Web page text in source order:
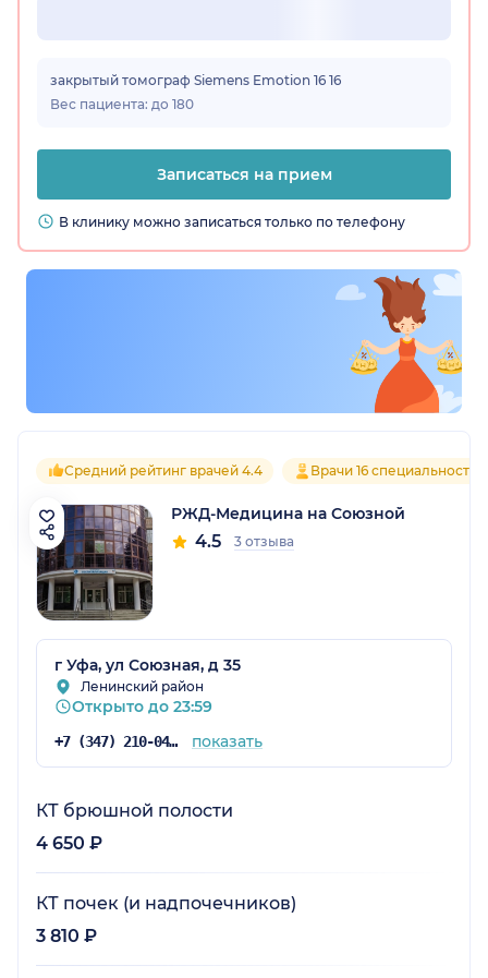
закрытый томограф Siemens Emotion 16 16
Вес пациента: до 180
Записаться на прием
В клинику можно записаться только по телефону
Средний рейтинг врачей 4.4 Врачи 16 специальностей
РЖД-Медицина на Союзной
4.5 3 отзыва
г Уфа, ул Союзная, д 35
Ленинский район
Открыто до 23:59
+7 (347) 210-04-96 показать
КТ брюшной полости
4 650 ₽
КТ почек (и надпочечников)
3 810 ₽